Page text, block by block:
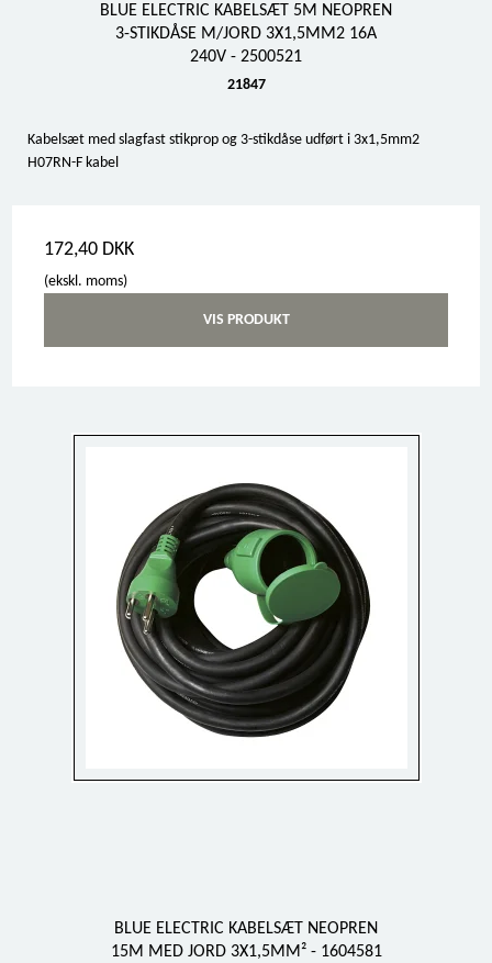
BLUE ELECTRIC KABELSÆT 5M NEOPREN
3-STIKDÅSE M/JORD 3X1,5MM2 16A
240V - 2500521
21847
Kabelsæt med slagfast stikprop og 3-stikdåse udført i 3x1,5mm2
H07RN-F kabel
172,40 DKK
(ekskl. moms)
VIS PRODUKT
BLUE ELECTRIC KABELSÆT NEOPREN
15M MED JORD 3X1,5MM² - 1604581